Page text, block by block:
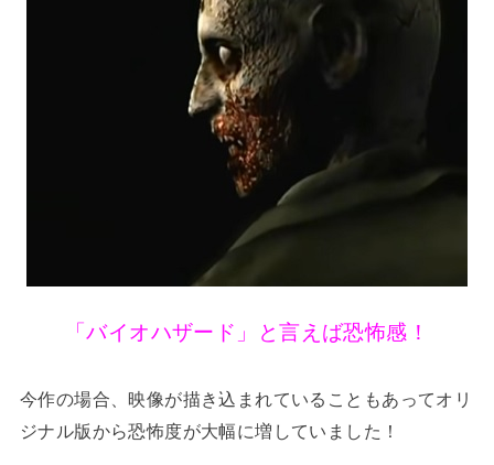
「バイオハザード」と言えば恐怖感！
今作の場合、映像が描き込まれていることもあってオリ
ジナル版から恐怖度が大幅に増していました！